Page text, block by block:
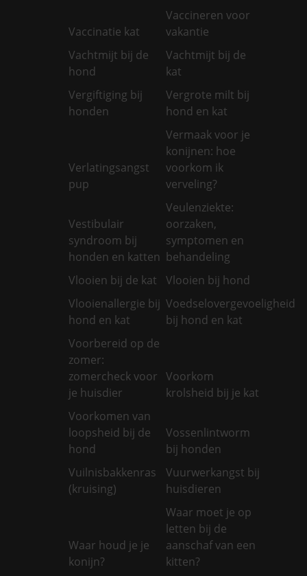
Vaccinatie kat
Vaccineren voor
vakantie
Vachtmijt bij de
hond
Vachtmijt bij de
kat
Vergiftiging bij
honden
Vergrote milt bij
hond en kat
Verlatingsangst
pup
Vermaak voor je
konijnen: hoe
voorkom ik
verveling?
Vestibulair
syndroom bij
honden en katten
Veulenziekte:
oorzaken,
symptomen en
behandeling
Vlooien bij de kat
Vlooien bij hond
Vlooienallergie bij
hond en kat
Voedselovergevoeligheid
bij hond en kat
Voorbereid op de
zomer:
zomercheck voor
je huisdier
Voorkom
krolsheid bij je kat
Voorkomen van
loopsheid bij de
hond
Vossenlintworm
bij honden
Vuilnisbakkenras
(kruising)
Vuurwerkangst bij
huisdieren
Waar houd je je
konijn?
Waar moet je op
letten bij de
aanschaf van een
kitten?